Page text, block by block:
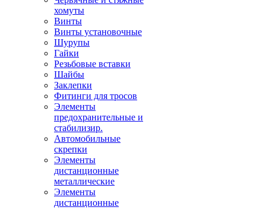
хомуты
Винты
Винты установочные
Шурупы
Гайки
Резьбовые вставки
Шайбы
Заклепки
Фитинги для тросов
Элементы
предохранительные и
стабилизир.
Автомобильные
скрепки
Элементы
дистанционные
металлические
Элементы
дистанционные